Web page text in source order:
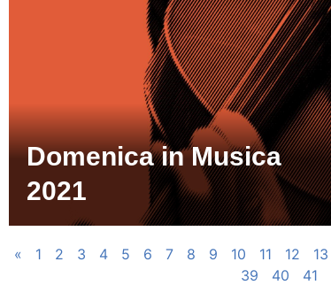
Domenica in Musica
2021
« 1 2 3 4 5 6 7 8 9 10 11 12 13
39
40 41